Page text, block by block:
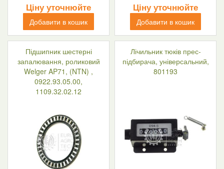
Ціну уточнюйте
Добавити в кошик
Ціну уточнюйте
Добавити в кошик
Підшипник шестерні
запалювання, роликовий
Welger AP71, (NTN) ,
0922.93.05.00,
1109.32.02.12
Лічильник тюків прес-
підбирача, універсальний,
801193